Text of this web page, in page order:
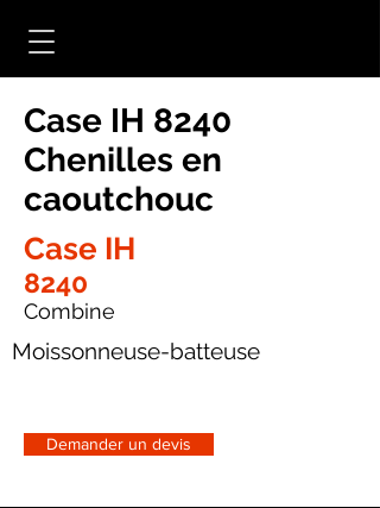
Case IH 8240
Chenilles en
caoutchouc
Case IH
8240
Combine
Moissonneuse-batteuse
Demander un devis